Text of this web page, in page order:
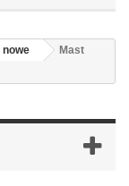
nowe
Mast